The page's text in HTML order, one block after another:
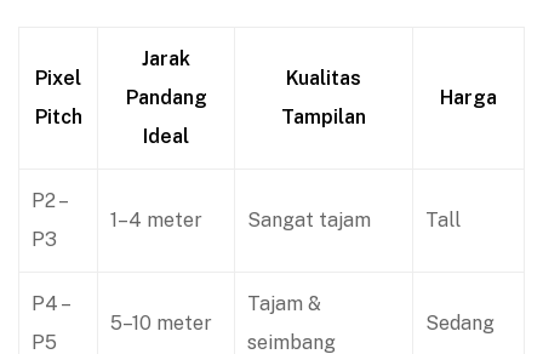
Pixel
Pitch
Jarak
Pandang
Ideal
Kualitas
Tampilan
Harga
P2 –
P3
1–4 meter Sangat tajam Tall
P4 –
P5
5–10 meter
Tajam &
seimbang
Sedang